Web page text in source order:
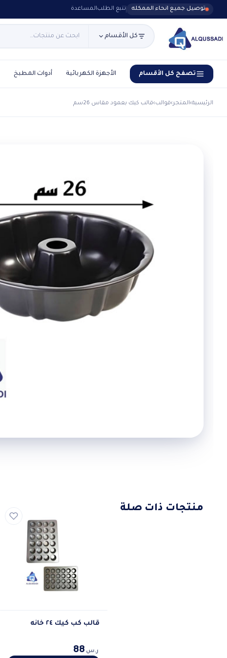
توصيل جميع انحاء الممكله تتبع الطلبالمساعدة
كل الأقسام
تصفح كل الأقسام الأجهزة الكهربائية أدوات المطبخ
الرئيسية›المتجر›قوالب›قالب كيك بعمود مقاس 26سم
منتجات ذات صلة
قالب كب كيك ٢٤ خانه
ر.س 88